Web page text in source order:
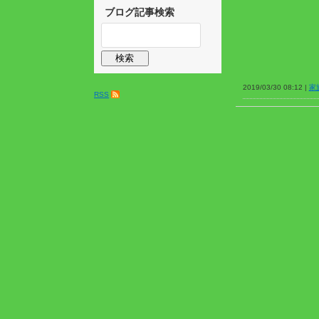
ブログ記事検索
RSS
2019/03/30 08:12 | 家